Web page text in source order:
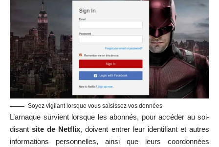
Soyez vigilant lorsque vous saisissez vos données
L’arnaque survient lorsque les abonnés, pour accéder au soi-
disantsite de Netflix, doivent entrer leur identifiant et autres
informations personnelles, ainsi que leurs coordonnées